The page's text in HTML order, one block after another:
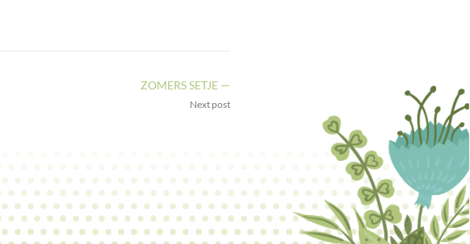
ZOMERS SETJE —
Next post